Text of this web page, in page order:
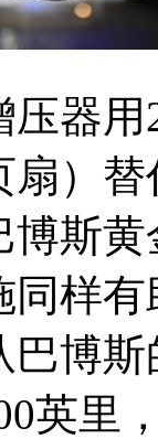
器用2
扇）
斯
样
巴博斯
英里